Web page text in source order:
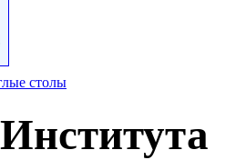
столы